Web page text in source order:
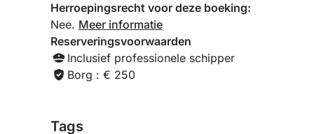
Herroepingsrecht voor deze boeking:
Nee. Meer informatie
Reserveringsvoorwaarden
Inclusief professionele schipper
Borg : € 250
Tags